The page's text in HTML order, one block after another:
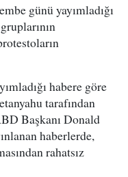
günü yayımladığı
habere göre
tarafından
Başkanı Donald
haberlerde,
rahatsız